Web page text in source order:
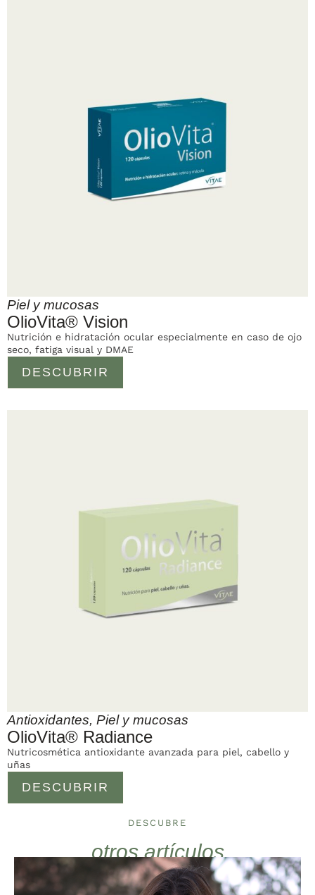
Piel y mucosas
OlioVita® Vision
DESCUBRIR
Nutrición e hidratación ocular especialmente en caso de ojo
seco, fatiga visual y DMAE
Antioxidantes, Piel y mucosas
OlioVita® Radiance
DESCUBRIR
Nutricosmética antioxidante avanzada para piel, cabello y
uñas
DESCUBRE
otros artículos